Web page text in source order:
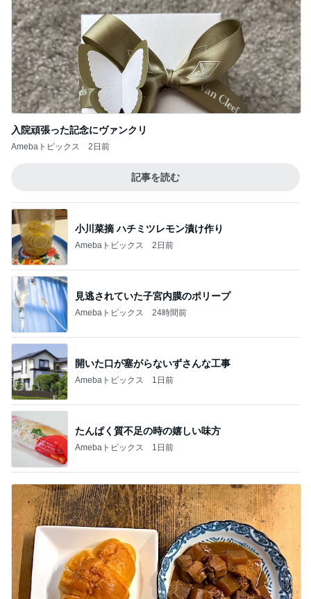
入院頑張った記念にヴァンクリ
Amebaトピックス 2日前
記事を読む
小川菜摘 ハチミツレモン漬け作り
Amebaトピックス 2日前
見逃されていた子宮内膜のポリープ
Amebaトピックス 24時間前
開いた口が塞がらないずさんな工事
Amebaトピックス 1日前
たんぱく質不足の時の嬉しい味方
Amebaトピックス 1日前